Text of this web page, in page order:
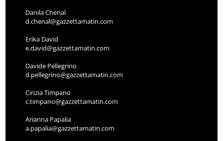
Danila Chenal
d.chenal@gazzettamatin.com
Erika David
e.david@gazzettamatin.com
Davide Pellegrino
d.pellegrino@gazzettamatin.com
Cinzia Timpano
c.timpano@gazzettamatin.com
Arianna Papalia
a.papalia@gazzettamatin.com